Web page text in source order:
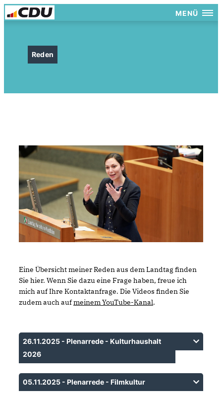
MENÜ
Reden
Eine Übersicht meiner Reden aus dem Landtag finden
Sie hier. Wenn Sie dazu eine Frage haben, freue ich
mich auf Ihre Kontaktanfrage. Die Videos finden Sie
zudem auch aufmeinem YouTube-Kanal.
26.11.2025 - Plenarrede - Kulturhaushalt
2026
05.11.2025 - Plenarrede - Filmkultur